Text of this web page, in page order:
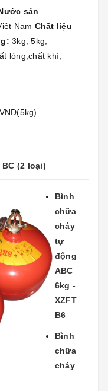
sản
Nam Chất liệu
3kg, 5kg,
lỏng,chất khí,
(2 loại)
Bình
chữa
cháy
tự
động
ABC
6kg -
XZFT
B6
Bình
chữa
cháy